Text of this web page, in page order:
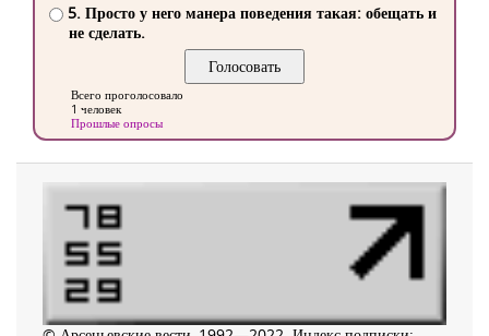
5. Просто у него манера поведения такая: обещать и
не сделать.
Всего проголосовало
1 человек
Прошлые опросы